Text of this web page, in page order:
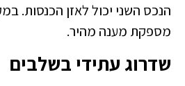
הנכס השני יכול לאזן הכנסות.
מספקת מענה מהיר.
שדרוג עתידי בשלבים